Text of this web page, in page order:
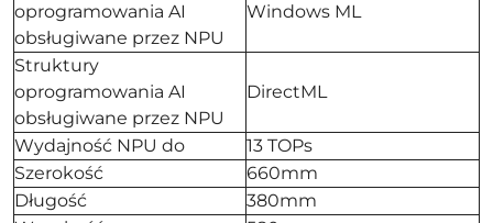
oprogramowania AI
obsługiwane przez NPU
Windows ML
Struktury
oprogramowania AI
obsługiwane przez NPU
DirectML
Wydajność NPU do
13 TOPs
Szerokość
660mm
Długość
380mm